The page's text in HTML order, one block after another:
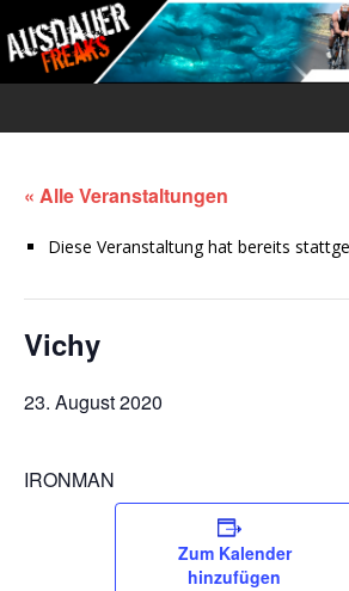
« Alle Veranstaltungen
Diese Veranstaltung hat bereits
Vichy
23. August 2020
IRONMAN
Zum Kalender
hinzufügen